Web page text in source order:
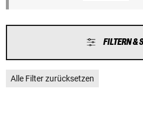
FILTERN &
Alle Filter zurücksetzen